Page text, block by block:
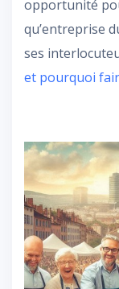
opportunité
qu’entreprise
ses
et pourquoi